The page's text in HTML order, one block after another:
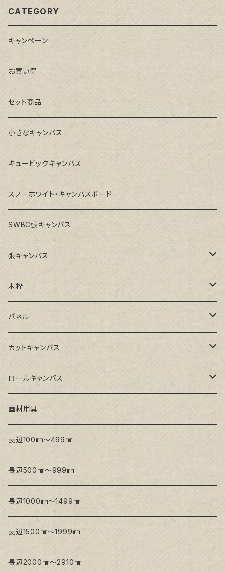
CATEGORY
キャンペーン
お買い得
セット商品
小さなキャンバス
キュービックキャンバス
スノーホワイト・キャンバスボード
SWBC張キャンバス
張キャンバス
GAERA F(中細目)
GAERA BA(中荒目)
GAERA GLC(中目)
トークロ イエロー(中目)
トークロ 赤SP(中目)
Snow White SPC(中目)
木枠
ルーブル米杉木枠
Paulo木枠
パネル
ラワンパネル
シナパネル
カットキャンバス
GAERA F(中細目)
GAERA BA(中荒目)
Snow White SPC(中目)
Snow White SLA(中目)
ロールキャンバス
GAERA F(中細目) / BA(中荒目)
Snow White SLA(中目)
Snow White SLH(中太目)
Snow White SPC(中目)
トークロ イエロー
生キャンバス
画材用具
長辺100㎜～499㎜
長辺500㎜～999㎜
長辺1000㎜～1499㎜
長辺1500㎜～1999㎜
長辺2000㎜～2910㎜